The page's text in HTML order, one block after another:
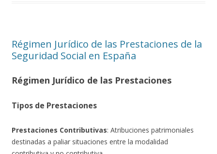
Régimen Jurídico de las Prestaciones de la
Seguridad Social en España
Régimen Jurídico de las Prestaciones
Tipos de Prestaciones
Prestaciones Contributivas: Atribuciones patrimoniales
destinadas a paliar situaciones entre la modalidad